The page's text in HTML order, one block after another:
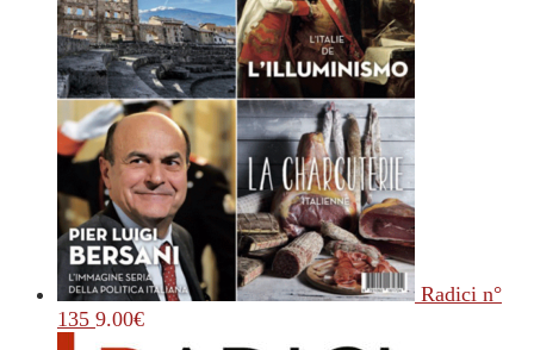
Radici n°
135 9.00€